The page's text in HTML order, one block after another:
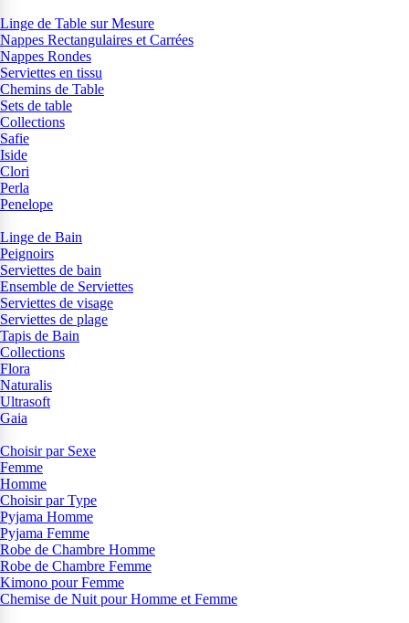
Linge de Table sur Mesure
Nappes Rectangulaires et Carrées
Nappes Rondes
Serviettes en tissu
Chemins de Table
Sets de table
Collections
Safie
Iside
Clori
Perla
Penelope
Linge de Bain
Peignoirs
Serviettes de bain
Ensemble de Serviettes
Serviettes de visage
Serviettes de plage
Tapis de Bain
Collections
Flora
Naturalis
Ultrasoft
Gaia
Choisir par Sexe
Femme
Homme
Choisir par Type
Pyjama Homme
Pyjama Femme
Robe de Chambre Homme
Robe de Chambre Femme
Kimono pour Femme
Chemise de Nuit pour Homme et Femme